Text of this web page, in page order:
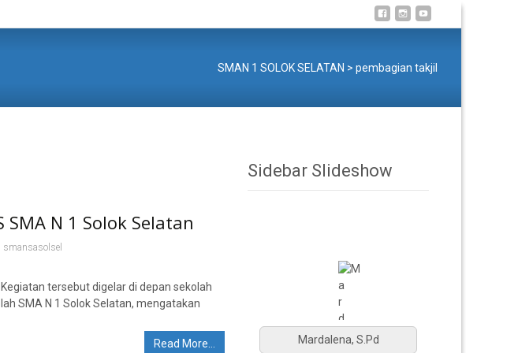
SMAN 1 SOLOK SELATAN > pembagian takjil
N 1 Solok Selatan
smansasolsel
tersebut digelar di depan sekolah
SMA N 1 Solok Selatan, mengatakan
Read More…
Sidebar Slideshow
Mardalena, S.Pd